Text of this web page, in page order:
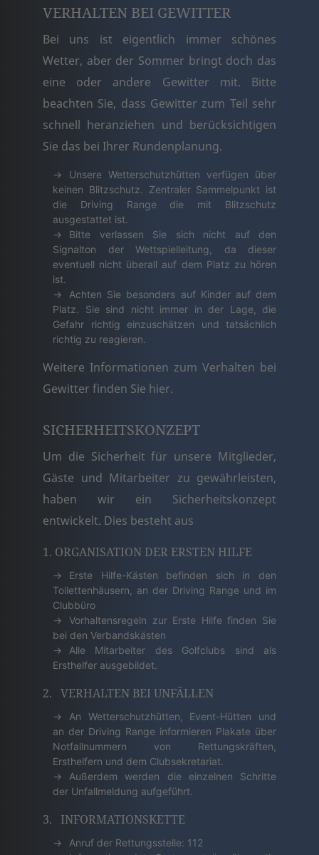
VERHALTEN BEI GEWITTER
Bei uns ist eigentlich immer schönes
Wetter, aber der Sommer bringt doch das
eine oder andere Gewitter mit. Bitte
beachten Sie, dass Gewitter zum Teil sehr
schnell heranziehen und berücksichtigen
Sie das bei Ihrer Rundenplanung.
Unsere Wetterschutzhütten verfügen über
keinen Blitzschutz. Zentraler Sammelpunkt ist
die Driving Range die mit Blitzschutz
ausgestattet ist.
Bitte verlassen Sie sich nicht auf den
Signalton der Wettspielleitung, da dieser
eventuell nicht überall auf dem Platz zu hören
ist.
Achten Sie besonders auf Kinder auf dem
Platz. Sie sind nicht immer in der Lage, die
Gefahr richtig einzuschätzen und tatsächlich
richtig zu reagieren.
Weitere Informationen zum Verhalten bei
Gewitter finden Sie hier.
SICHERHEITSKONZEPT
Um die Sicherheit für unsere Mitglieder,
Gäste und Mitarbeiter zu gewährleisten,
haben wir ein Sicherheitskonzept
entwickelt. Dies besteht aus
1. ORGANISATION DER ERSTEN HILFE
Erste Hilfe-Kästen befinden sich in den
Toilettenhäusern, an der Driving Range und im
Clubbüro
Vorhaltensregeln zur Erste Hilfe finden Sie
bei den Verbandskästen
Alle Mitarbeiter des Golfclubs sind als
Ersthelfer ausgebildet.
2. VERHALTEN BEI UNFÄLLEN
An Wetterschutzhütten, Event-Hütten und
an der Driving Range informieren Plakate über
Notfallnummern von Rettungskräften,
Ersthelfern und dem Clubsekretariat.
Außerdem werden die einzelnen Schritte
der Unfallmeldung aufgeführt.
3. INFORMATIONSKETTE
Anruf der Rettungsstelle: 112